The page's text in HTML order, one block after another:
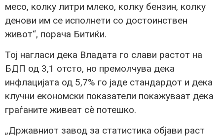
месо, колку литри млеко, колку бензин, колку
денови им се исполнети со достоинствен
живот“, порача Битиќи.
Тој нагласи дека Владата го слави растот на
БДП од 3,1 отсто, но премолчува дека
инфлацијата од 5,7% го јаде стандардот и дека
клучни економски показатели покажуваат дека
граѓаните живеат сè потешко.
„Државниот завод за статистика објави раст